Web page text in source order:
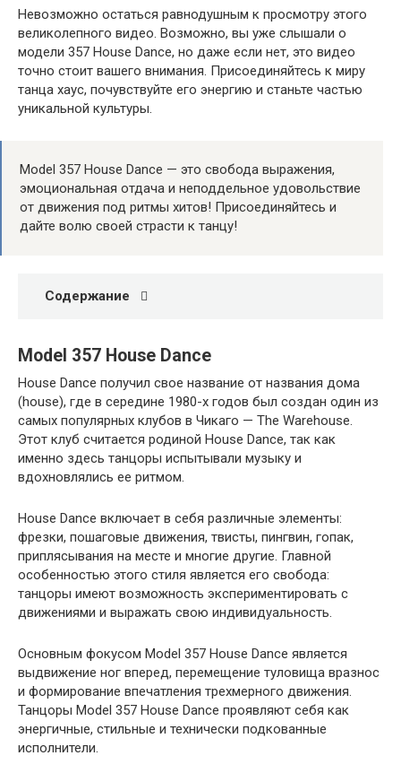
Невозможно остаться равнодушным к просмотру этого
великолепного видео. Возможно, вы уже слышали о
модели 357 House Dance, но даже если нет, это видео
точно стоит вашего внимания. Присоединяйтесь к миру
танца хаус, почувствуйте его энергию и станьте частью
уникальной культуры.
Model 357 House Dance — это свобода выражения,
эмоциональная отдача и неподдельное удовольствие
от движения под ритмы хитов! Присоединяйтесь и
дайте волю своей страсти к танцу!
Содержание
Model 357 House Dance
House Dance получил свое название от названия дома
(house), где в середине 1980-х годов был создан один из
самых популярных клубов в Чикаго — The Warehouse.
Этот клуб считается родиной House Dance, так как
именно здесь танцоры испытывали музыку и
вдохновлялись ее ритмом.
House Dance включает в себя различные элементы:
фрезки, пошаговые движения, твисты, пингвин, гопак,
приплясывания на месте и многие другие. Главной
особенностью этого стиля является его свобода:
танцоры имеют возможность экспериментировать с
движениями и выражать свою индивидуальность.
Основным фокусом Model 357 House Dance является
выдвижение ног вперед, перемещение туловища вразнос
и формирование впечатления трехмерного движения.
Танцоры Model 357 House Dance проявляют себя как
энергичные, стильные и технически подкованные
исполнители.